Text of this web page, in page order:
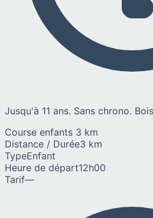
Jusqu'à 11 ans. Sans chrono.
Course enfants 3 km
Distance / Durée3 km
TypeEnfant
Heure de départ12h00
Tarif—